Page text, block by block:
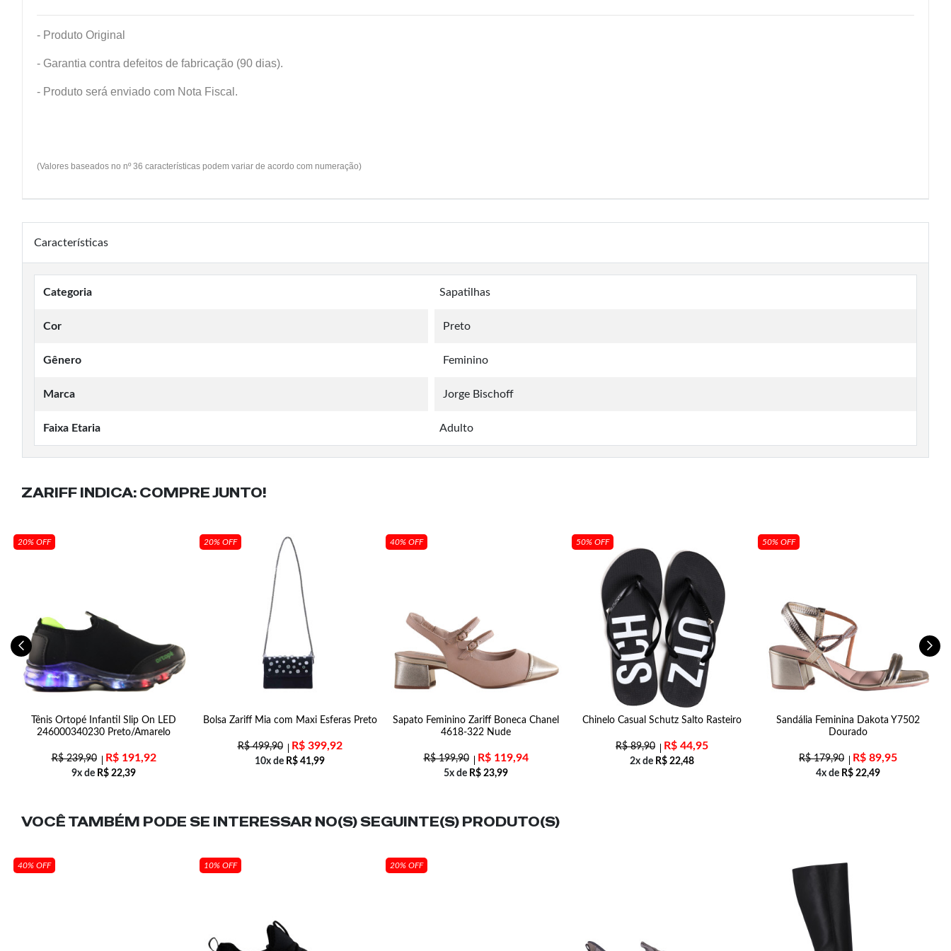
- Produto Original
- Garantia contra defeitos de fabricação (90 dias).
- Produto será enviado com Nota Fiscal.
(Valores baseados no nº 36 características podem variar de acordo com numeração)
Características
Categoria Sapatilhas
Cor Preto
Gênero Feminino
Marca Jorge Bischoff
Faixa Etaria Adulto
ZARIFF INDICA: COMPRE JUNTO!
20% OFF
Tênis Ortopé Infantil Slip On LED
246000340230 Preto/Amarelo
R$239,90 R$191,92
9x de R$ 22,39
20% OFF
Bolsa Zariff Mia com Maxi Esferas Preto
R$499,90 R$399,92
10x de R$ 41,99
40% OFF
Sapato Feminino Zariff Boneca Chanel
4618-322 Nude
R$199,90 R$119,94
5x de R$ 23,99
50% OFF
Chinelo Casual Schutz Salto Rasteiro
R$89,90 R$ 44,95
2x de R$ 22,48
50% OFF
Sandália Feminina Dakota Y7502
Dourado
R$179,90 R$ 89,95
4x de R$ 22,49
VOCÊ TAMBÉM PODE SE INTERESSAR NO(S) SEGUINTE(S) PRODUTO(S)
40% OFF 10% OFF 20% OFF